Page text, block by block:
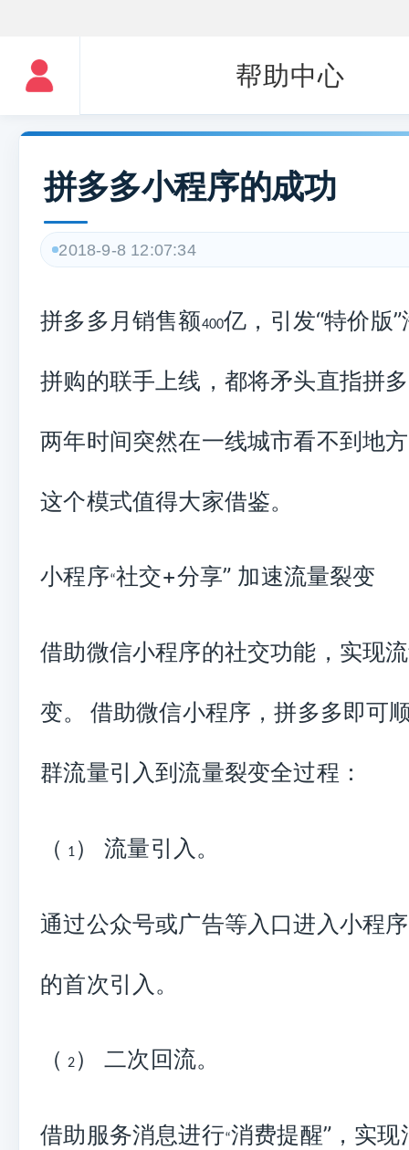
帮助中心
拼多多小程序的成功
2018-9-8 12:07:34
拼多多月销售额400亿，引发“特价版”
拼购的联手上线，都将矛头直指拼
两年时间突然在一线城市看不到地
这个模式值得大家借鉴。
小程序“社交+分享” 加速流量裂变
借助微信小程序的社交功能，实现
变。 借助微信小程序 ，拼多多即可
群流量引入到流量裂变全过程：
（ 1 ） 流量引入。
通过公众号或广告等入口进入小程序
的首次引入。
（ 2） 二次回流。
借助服务消息进行“消费提醒” ，实